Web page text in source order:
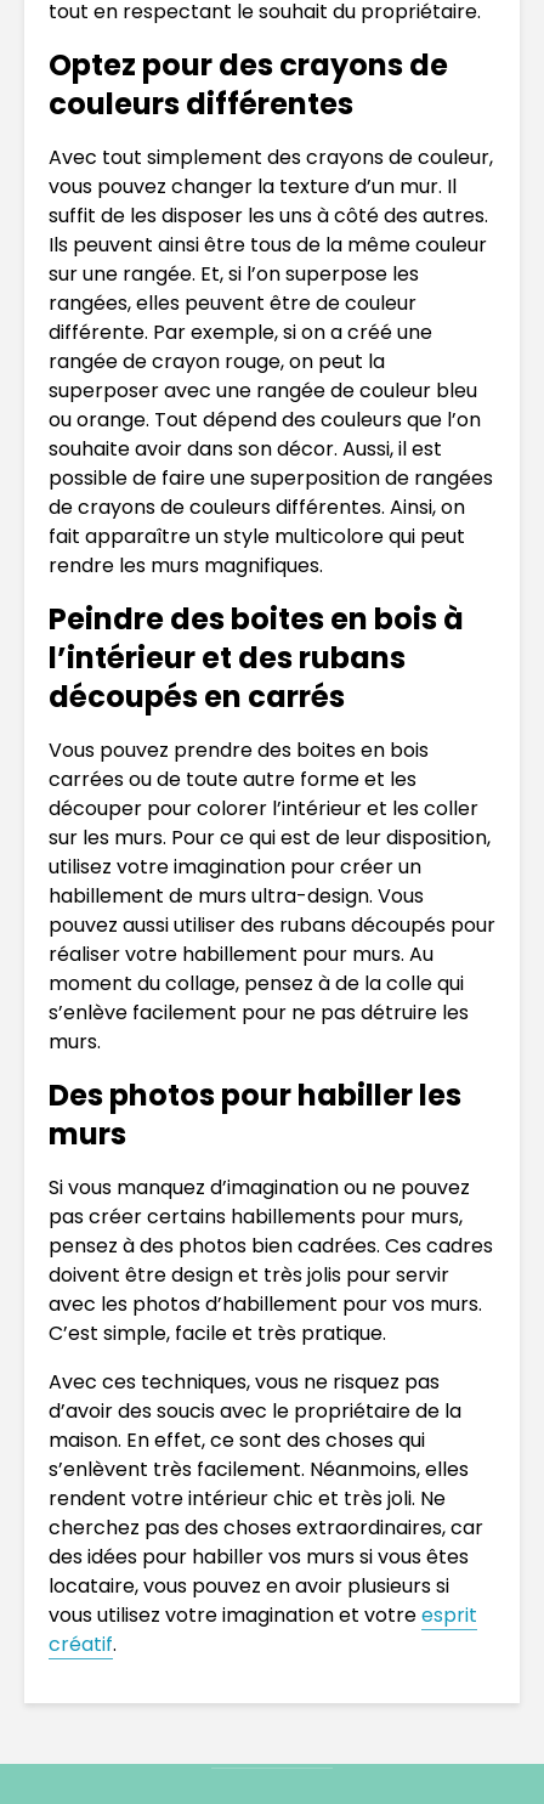
tout en respectant le souhait du propriétaire.
Optez pour des crayons de
couleurs différentes
Avec tout simplement des crayons de couleur,
vous pouvez changer la texture d’un mur. Il
suffit de les disposer les uns à côté des autres.
Ils peuvent ainsi être tous de la même couleur
sur une rangée. Et, si l’on superpose les
rangées, elles peuvent être de couleur
différente. Par exemple, si on a créé une
rangée de crayon rouge, on peut la
superposer avec une rangée de couleur bleu
ou orange. Tout dépend des couleurs que l’on
souhaite avoir dans son décor. Aussi, il est
possible de faire une superposition de rangées
de crayons de couleurs différentes. Ainsi, on
fait apparaître un style multicolore qui peut
rendre les murs magnifiques.
Peindre des boites en bois à
l’intérieur et des rubans
découpés en carrés
Vous pouvez prendre des boites en bois
carrées ou de toute autre forme et les
découper pour colorer l’intérieur et les coller
sur les murs. Pour ce qui est de leur disposition,
utilisez votre imagination pour créer un
habillement de murs ultra-design. Vous
pouvez aussi utiliser des rubans découpés pour
réaliser votre habillement pour murs. Au
moment du collage, pensez à de la colle qui
s’enlève facilement pour ne pas détruire les
murs.
Des photos pour habiller les
murs
Si vous manquez d’imagination ou ne pouvez
pas créer certains habillements pour murs,
pensez à des photos bien cadrées. Ces cadres
doivent être design et très jolis pour servir
avec les photos d’habillement pour vos murs.
C’est simple, facile et très pratique.
Avec ces techniques, vous ne risquez pas
d’avoir des soucis avec le propriétaire de la
maison. En effet, ce sont des choses qui
s’enlèvent très facilement. Néanmoins, elles
rendent votre intérieur chic et très joli. Ne
cherchez pas des choses extraordinaires, car
des idées pour habiller vos murs si vous êtes
locataire, vous pouvez en avoir plusieurs si
vous utilisez votre imagination et votreesprit
créatif.